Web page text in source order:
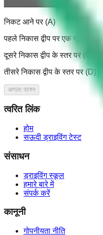
निकट आने पर (A)
पहले निकास द्वीप पर एक स्तर पर (B)
दूसरे निकास द्वीप के स्तर पर (C)
तीसरे निकास द्वीप के स्तर पर (D)
अगला प्रश्न
त्वरित लिंक
होम
सऊदी ड्राइविंग टेस्ट
संसाधन
ड्राइविंग स्कूल
हमारे बारे में
संपर्क करें
कानूनी
गोपनीयता नीति